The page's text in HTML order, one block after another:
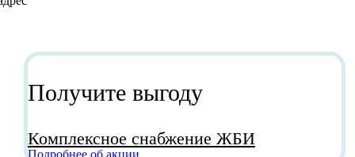
Получите выгоду
Комплексное снабжение ЖБИ
Подробнее об акции